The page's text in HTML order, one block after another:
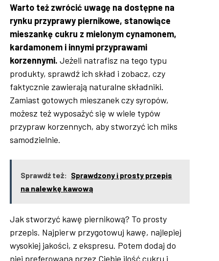
Warto też zwrócić uwagę na dostępne na
rynku przyprawy piernikowe, stanowiące
mieszankę cukru z mielonym cynamonem,
kardamonem i innymi przyprawami
korzennymi. Jeżeli natrafisz na tego typu
produkty, sprawdź ich skład i zobacz, czy
faktycznie zawierają naturalne składniki.
Zamiast gotowych mieszanek czy syropów,
możesz też wyposażyć się w wiele typów
przypraw korzennych, aby stworzyć ich miks
samodzielnie.
Sprawdź też: Sprawdzony i prosty przepis
na nalewkę kawową
Jak stworzyć kawę piernikową? To prosty
przepis. Najpierw przygotowuj kawę, najlepiej
wysokiej jakości, z ekspresu. Potem dodaj do
niej preferowaną przez Ciebie ilość cukru i